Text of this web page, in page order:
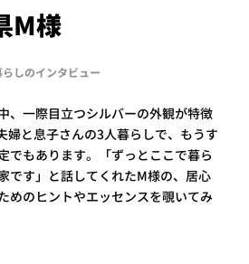
はい
いいえ
M様
しのインタビュー
、一際目立つシルバーの外観が特徴
婦と息子さんの3人暮らしで、もうす
でもあります。「ずっとここで暮ら
です」と話してくれたM様の、居心
めのヒントやエッセンスを覗いてみ